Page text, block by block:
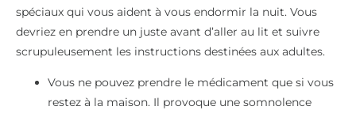
spéciaux qui vous aident à vous endormir la nuit. Vous
devriez en prendre un juste avant d’aller au lit et suivre
scrupuleusement les instructions destinées aux adultes.
Vous ne pouvez prendre le médicament que si vous
restez à la maison. Il provoque une somnolence